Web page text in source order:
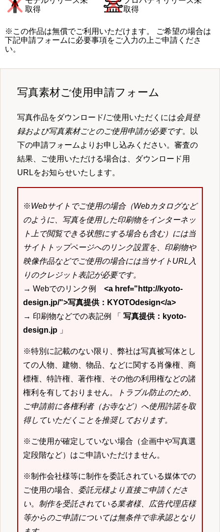
取得
取得
※この作品は無償でご利用いただけます。 ご希望の場合は
下記申請フォームに必要事項をご入力の上ご申請くださ
い。
写真素材ご使用申請フォーム
写真作品をダウンロード/ご使用いただくには会員登
録および写真素材ごとのご使用申請が必要です。以
下の申請フォームよりお申し込みください。審査の
結果、ご使用いただける場合は、ダウンロード用
URLをお知らせいたします。
※Webサイトでご使用の場合（Webカタログなど
のように、写真を使用した印刷物をインターネッ
ト上で閲覧できる状態にする場合も含む）には当
サイトトップページへのリンク設置を、印刷物や
映像作品などでご使用の場合には当サイトURL入
りのクレジット表記が必要です。
→ Webでのリンク例 <a href="http://kyoto-
design.jp/">写真提供：KYOTOdesign</a>
→ 印刷物などでの表記例 「 写真提供：kyoto-
design.jp 」
※特別に記載のない限り、弊社は写真被写体とし
ての人物、建物、物品、などに関する肖像権、商
標権、特許権、著作権、その他の利用権などの諸
権利を有しておりません。
トラブル防止のため、
ご申請前に各権利者（お寺など）へ使用許諾を取
得していただくことを推奨しております。
※ご使用が確定していない場合（企画中や写真選
定段階など）はご申請いただけません。
※制作会社様等に制作を委託されている媒体での
ご使用の場合、 委託元様より直接ご申請くださ
い。 制作を受託されている業者様、広告代理店様
等からのご申請については無条件で非承認となり